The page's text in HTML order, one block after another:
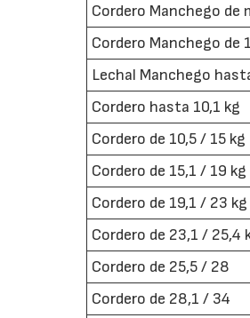
Cordero Manchego de
Cordero Manchego de
Lechal Manchego
Cordero hasta 10,1 kg
Cordero de 10,5 / 15 kg
Cordero de 15,1 / 19 kg
Cordero de 19,1 / 23 kg
Cordero de 23,1 / 25,4
Cordero de 25,5 / 28
Cordero de 28,1 / 34